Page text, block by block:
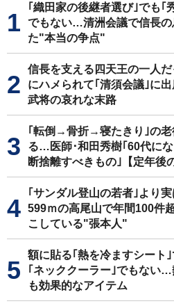
｢織田家の後継者選び｣でも｢
でもない…清洲会議で信長の
た"本当の争点"
信長を支える四天王の一人
にハメられて｢清須会議｣に
武将の哀れな末路
｢転倒→骨折→寝たきり｣の老
る…医師･和田秀樹｢60代に
断捨離すべきもの｣【定年後
｢サンダル登山の若者｣より
599ｍの高尾山で年間100件
こしている"張本人"
額に貼る｢熱を冷ますシート
｢ネッククーラー｣でもない
も効果的なアイテム